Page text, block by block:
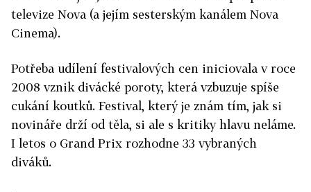
televize Nova (a jejím sesterským kanálem Nova
Cinema).
Potřeba udílení festivalových cen iniciovala v roce
2008 vznik divácké poroty, která vzbuzuje spíše
cukání koutků. Festival, který je znám tím, jak si
novináře drží od těla, si ale s kritiky hlavu neláme.
I letos o Grand Prix rozhodne 33 vybraných
diváků.